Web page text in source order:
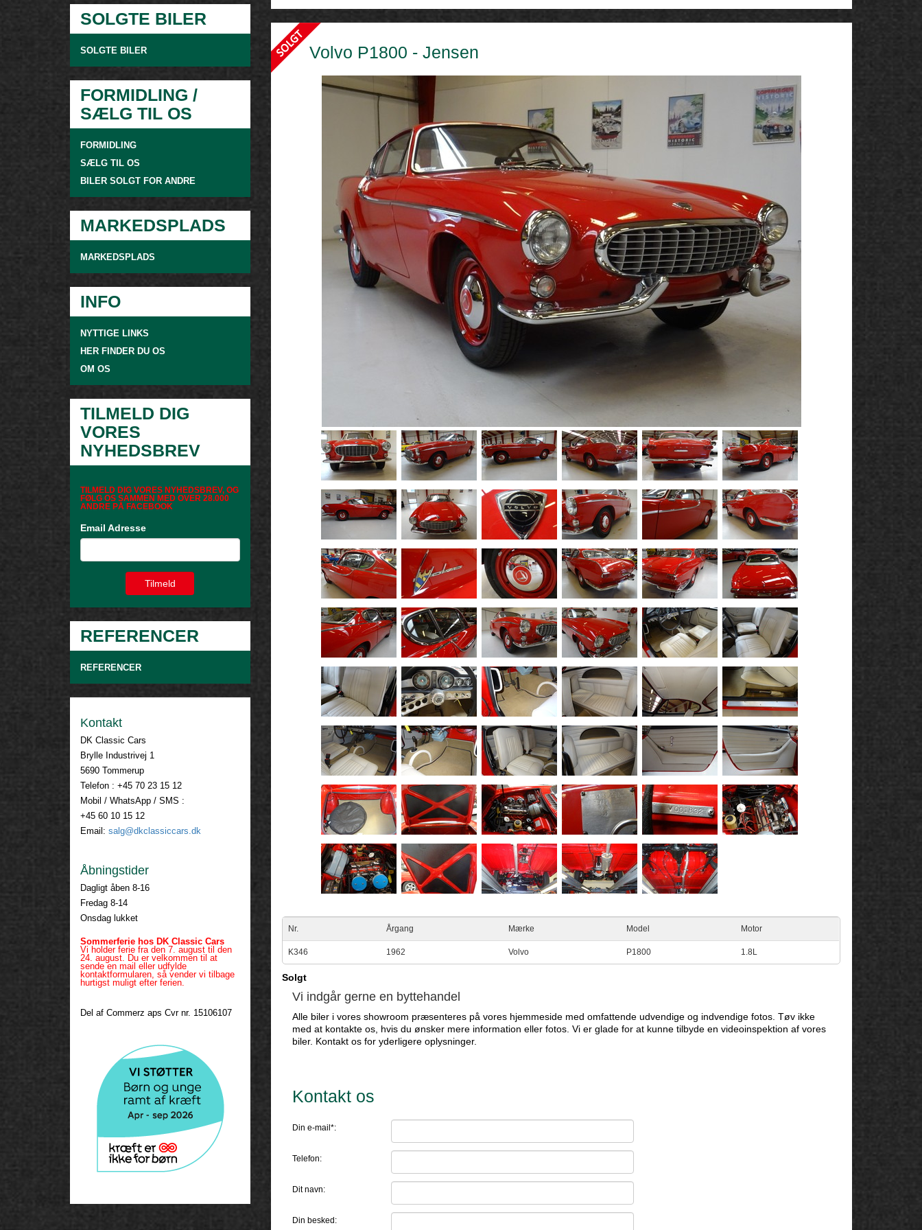
SOLGTE BILER
SOLGTE BILER
FORMIDLING /
SÆLG TIL OS
FORMIDLING
SÆLG TIL OS
BILER SOLGT FOR ANDRE
MARKEDSPLADS
MARKEDSPLADS
INFO
NYTTIGE LINKS
HER FINDER DU OS
OM OS
TILMELD DIG
VORES
NYHEDSBREV
TILMELD DIG VORES NYHEDSBREV, OG
FØLG OS SAMMEN MED OVER 28.000
ANDRE PÅ FACEBOOK
Email Adresse
REFERENCER
REFERENCER
Kontakt
DK Classic Cars
Brylle Industrivej 1
5690 Tommerup
Telefon : +45 70 23 15 12
Mobil / WhatsApp / SMS :
+45 60 10 15 12
Email: salg@dkclassiccars.dk
Åbningstider
Dagligt åben 8-16
Fredag 8-14
Onsdag lukket
Sommerferie hos DK Classic Cars
Vi holder ferie fra den 7. august til den
24. august. Du er velkommen til at
sende en mail eller udfylde
kontaktformularen, så vender vi tilbage
hurtigst muligt efter ferien.
Del af Commerz aps Cvr nr. 15106107
Volvo P1800 - Jensen
Nr. Årgang Mærke Model Motor
K346 1962 Volvo P1800 1.8L
Solgt
Vi indgår gerne en byttehandel
Alle biler i vores showroom præsenteres på vores hjemmeside med omfattende udvendige og indvendige fotos. Tøv ikke
med at kontakte os, hvis du ønsker mere information eller fotos. Vi er glade for at kunne tilbyde en videoinspektion af vores
biler. Kontakt os for yderligere oplysninger.
Kontakt os
Din e-mail*:
Telefon:
Dit navn:
Din besked: